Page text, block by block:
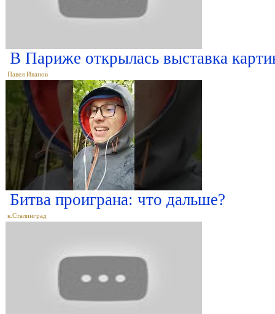
В Париже открылась выставка
Павел Иванов
Битва проиграна: что дальше?
к.Сталинград